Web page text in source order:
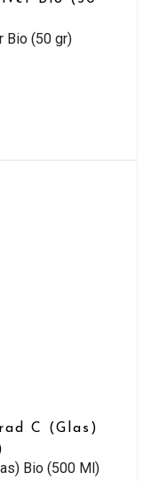
Bio (50 gr)
C (Glas)
Bio (500 Ml)